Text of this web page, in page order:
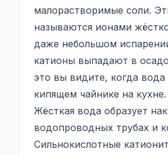
малорастворимые соли.
называются ионами
даже небольшом
катионы выпадают в
это вы видите, когда вода
кипящем чайнике на кухне.
Жёсткая вода образует
водопроводных трубах и
Сильнокислотные